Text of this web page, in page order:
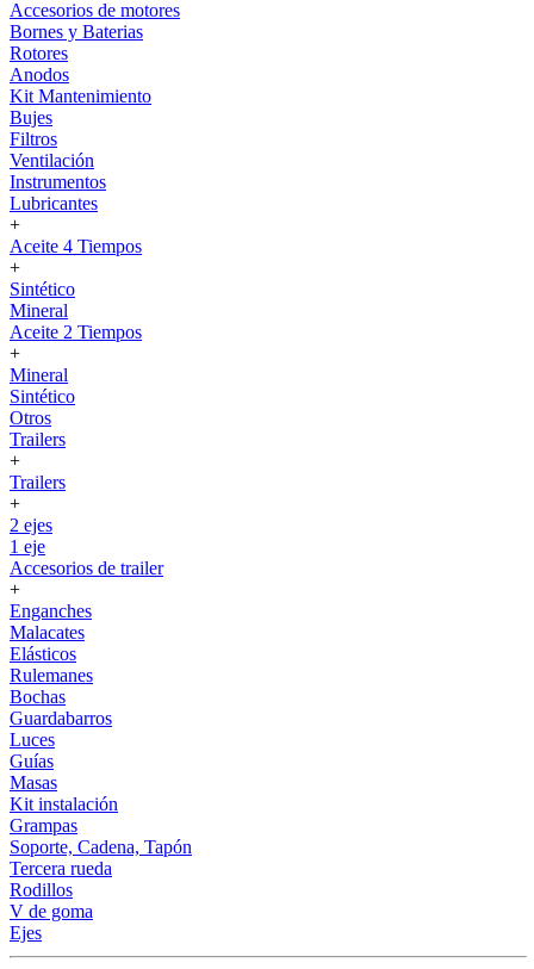
Accesorios de motores
Bornes y Baterias
Rotores
Anodos
Kit Mantenimiento
Bujes
Filtros
Ventilación
Instrumentos
Lubricantes
+
Aceite 4 Tiempos
+
Sintético
Mineral
Aceite 2 Tiempos
+
Mineral
Sintético
Otros
Trailers
+
Trailers
+
2 ejes
1 eje
Accesorios de trailer
+
Enganches
Malacates
Elásticos
Rulemanes
Bochas
Guardabarros
Luces
Guías
Masas
Kit instalación
Grampas
Soporte, Cadena, Tapón
Tercera rueda
Rodillos
V de goma
Ejes